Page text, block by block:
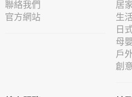
聯絡我們
官方網站
居
生
日
母
戶
創